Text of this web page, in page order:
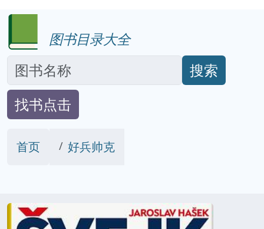
图书目录大全
搜索
找书点击
首页 好兵帅克